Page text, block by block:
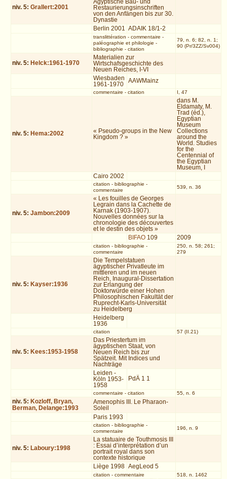
niv. 5:Grallert:2001
Ägyptische Bau- und
Restaurierungsinschriften
von den Anfängen bis zur 30.
Dynastie
Berlin 2001 ADAIK 18/1-2
translittération - commentaire -
paléographie et philologie -
bibliographie - citation
79, n. 6; 82, n. 1;
90 (Pr/3ZZ/Sv004)
niv. 5: Helck:1961-1970
Materialien zur
Wirtschafsgeschichte des
Neuen Reiches, I-VI
Wiesbaden
1961-1970
AAWMainz
commentaire - citation I, 47
niv. 5: Hema:2002
« Pseudo-groups in the New
Kingdom ? »
dans M.
Eldamaty, M.
Trad (éd.),
Egyptian
Museum
Collections
around the
World. Studies
for the
Centennial of
the Egyptian
Museum, I
Cairo 2002
citation - bibliographie -
commentaire
539, n. 36
niv. 5:Jambon:2009
« Les fouilles de Georges
Legrain dans la Cachette de
Karnak (1903-1907).
Nouvelles données sur la
chronologie des découvertes
et le destin des objets »
BIFAO 109 2009
citation - bibliographie -
commentaire
250, n. 58; 261;
279
niv. 5: Kayser:1936
Die Tempelstatuen
ägyptischer Privatleute im
mittleren und im neuen
Reich, Inaugural-Dissertation
zur Erlangung der
Doktorwürde einer Hohen
Philosophischen Fakultät der
Ruprecht-Karls-Universität
zu Heidelberg
Heidelberg
1936
citation 57 (II.21)
niv. 5: Kees:1953-1958
Das Priestertum im
ägyptischen Staat, von
Neuen Reich bis zur
Spätzeit. Mit Indices und
Nachträge
Leiden -
Köln 1953-
1958
PdÄ 1 1
commentaire - citation 55, n. 6
niv. 5: Kozloff, Bryan,
Berman, Delange:1993
Amenophis III. Le Pharaon-
Soleil
Paris 1993
citation - bibliographie -
commentaire
196, n. 9
niv. 5: Laboury:1998
La statuaire de Touthmosis III
: Essai d’interprétation d’un
portrait royal dans son
contexte historique
Liège 1998 AegLeod 5
citation - commentaire 518, n. 1462